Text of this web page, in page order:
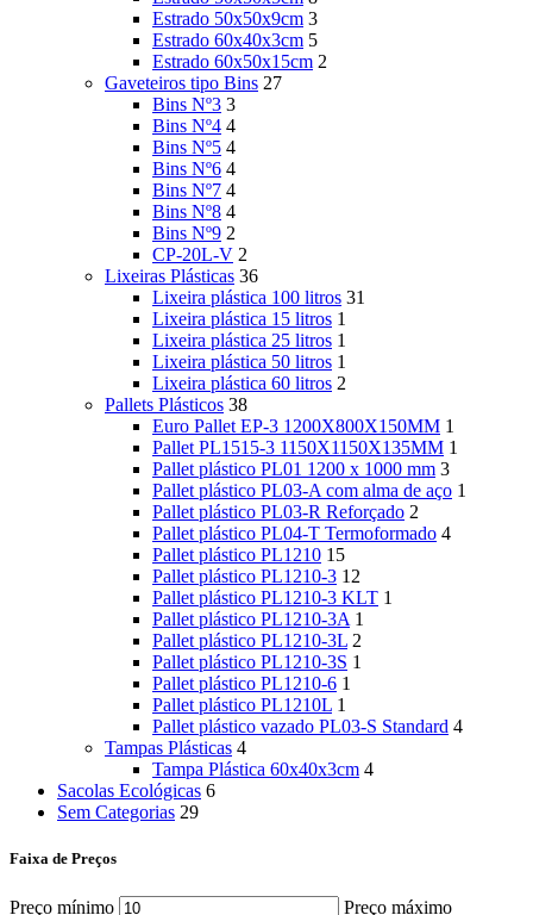
Estrado 50x50x9cm 3
Estrado 60x40x3cm 5
Estrado 60x50x15cm 2
Gaveteiros tipo Bins 27
Bins Nº3 3
Bins Nº4 4
Bins Nº5 4
Bins Nº6 4
Bins Nº7 4
Bins Nº8 4
Bins Nº9 2
CP-20L-V 2
Lixeiras Plásticas 36
Lixeira plástica 100 litros 31
Lixeira plástica 15 litros 1
Lixeira plástica 25 litros 1
Lixeira plástica 50 litros 1
Lixeira plástica 60 litros 2
Pallets Plásticos 38
Euro Pallet EP-3 1200X800X150MM 1
Pallet PL1515-3 1150X1150X135MM 1
Pallet plástico PL01 1200 x 1000 mm 3
Pallet plástico PL03-A com alma de aço 1
Pallet plástico PL03-R Reforçado 2
Pallet plástico PL04-T Termoformado 4
Pallet plástico PL1210 15
Pallet plástico PL1210-3 12
Pallet plástico PL1210-3 KLT 1
Pallet plástico PL1210-3A 1
Pallet plástico PL1210-3L 2
Pallet plástico PL1210-3S 1
Pallet plástico PL1210-6 1
Pallet plástico PL1210L 1
Pallet plástico vazado PL03-S Standard 4
Tampas Plásticas 4
Tampa Plástica 60x40x3cm 4
Sacolas Ecológicas 6
Sem Categorias 29
Faixa de Preços
Preço mínimo Preço máximo